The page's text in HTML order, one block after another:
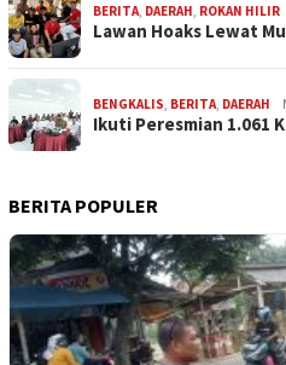
BERITA DAERAH ROKAN HILIR
Lawan Hoaks Lewat
BENGKALIS BERITA DAERAH
Ikuti Peresmian 1.061
BERITA POPULER